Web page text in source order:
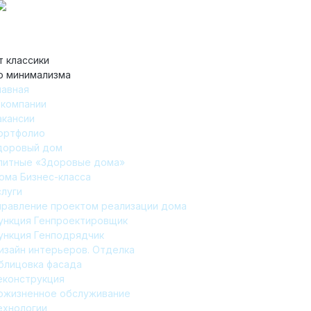
классики
минимализма
дом
«Здоровые дома»
Бизнес-класса
проектом реализации дома
Генпроектировщик
Генподрядчик
интерьеров. Отделка
фасада
обслуживание